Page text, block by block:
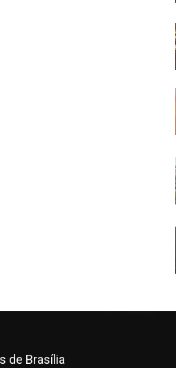
de Brasília